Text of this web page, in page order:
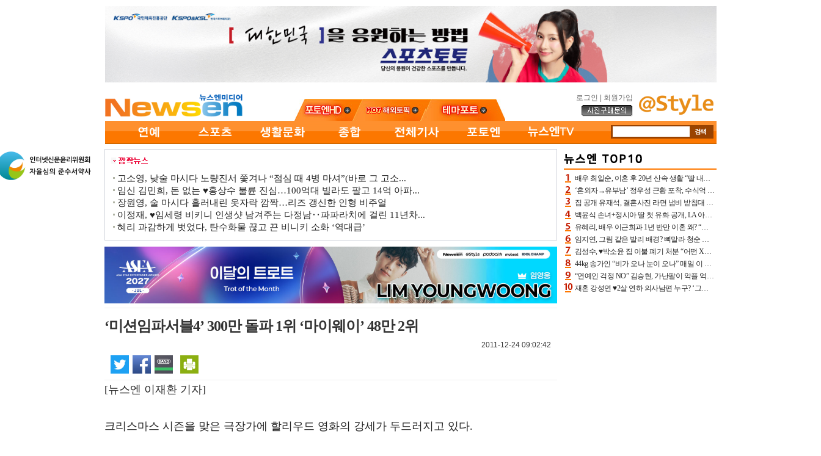
로그인 회원가입
고소영, 낮술 마시다 노량진서 쫓겨나 “점심 때 4병 마셔”(바로 그 고소...
임신 김민희, 돈 없는 ♥홍상수 불륜 진심…100억대 빌라도 팔고 14억 아파...
장원영, 술 마시다 흘러내린 옷자락 깜짝…리즈 갱신한 인형 비주얼
이정재, ♥임세령 비키니 인생샷 남겨주는 다정남‥파파라치에 걸린 11년차...
혜리 과감하게 벗었다, 탄수화물 끊고 끈 비니키 소화 ‘역대급’
‘미션임파서블4’ 300만 돌파 1위 ‘마이웨이’ 48만 2위
2011-12-24 09:02:42
[뉴스엔 이재환 기자]
크리스마스 시즌을 맞은 극장가에 할리우드 영화의 강세가 두드러지고 있다.
배우 최일순, 이혼 후 20년 산속 생활 “딸 내가 버렸다고 원망‥맘 아파”(특종)[어제TV]
‘혼외자→유부남’ 정우성 근황 포착, 수식억 해킹 피해 후배 만났다 “존경하는”
집 공개 유재석, 결혼사진 라면 냄비 받침대 되고 분노‥가족사진도 피해(놀뭐)[어제TV]
백윤식 손녀+정시아 딸 첫 유화 공개, LA 아트쇼→서울국제조각페스타 작가다운 수준급 실력
유혜리, 배우 이근희과 1년 반만 이혼 왜? “식칼 꽂고 의자 던져” 충격 폭로(특종)[어제TV]
임지연, 그림 같은 발리 배경? 뼈말라 청순 비키니 핏에 상대 안 되네
김성수, ♥박소윤 집 이불 폐기 처분 “어떤 X이랑 썼을지 몰라” 질투(신랑수업2)[어제TV]
44kg 송가인 “비가 오나 눈이 오나” 매일 이 운동, 허벅지 근육량 상승+체지방 감소
“연예인 걱정 NO” 김승현, 가난팔이 악플 억울할만‥아내+딸과 日 여행
재혼 강성연 ♥2살 연하 의사남편 누구? ‘그알’ 자문의에 훈남 비주얼 초엘리트 스펙 [종합]